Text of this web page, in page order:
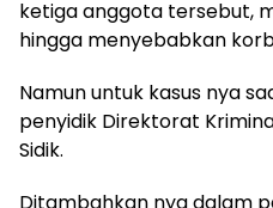
ketiga anggota tersebut,
hingga menyebabkan
Namun untuk kasus nya
penyidik Direktorat
Sidik.